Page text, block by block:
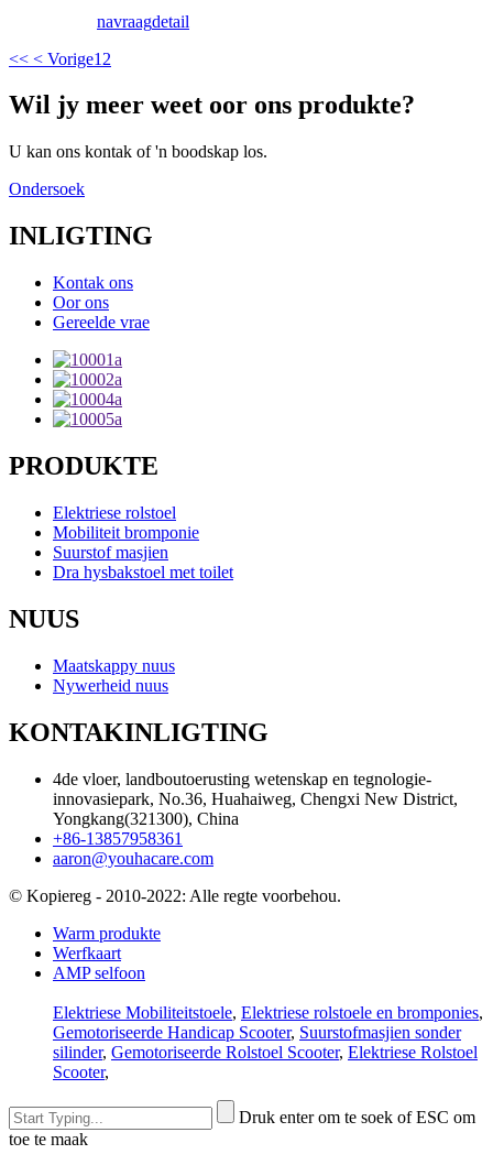
navraagdetail
<< < Vorige1 2
Wil jy meer weet oor ons produkte?
U kan ons kontak of 'n boodskap los.
Ondersoek
INLIGTING
Kontak ons
Oor ons
Gereelde vrae
PRODUKTE
Elektriese rolstoel
Mobiliteit bromponie
Suurstof masjien
Dra hysbakstoel met toilet
NUUS
Maatskappy nuus
Nywerheid nuus
KONTAKINLIGTING
4de vloer, landboutoerusting wetenskap en tegnologie-
innovasiepark, No.36, Huahaiweg, Chengxi New District,
Yongkang(321300), China
+86-13857958361
aaron@youhacare.com
© Kopiereg - 2010-2022: Alle regte voorbehou.
Warm produkte
Werfkaart
AMP selfoon
Elektriese Mobiliteitstoele, Elektriese rolstoele en bromponies,
Gemotoriseerde Handicap Scooter, Suurstofmasjien sonder
silinder, Gemotoriseerde Rolstoel Scooter, Elektriese Rolstoel
Scooter,
Druk enter om te soek of ESC om
toe te maak